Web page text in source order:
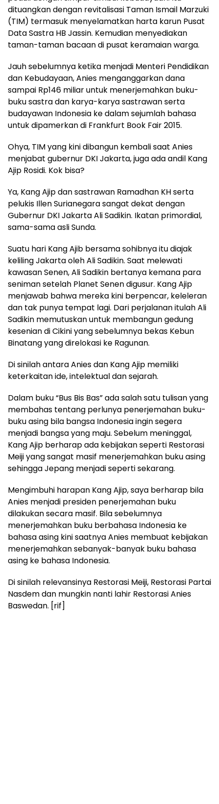
dituangkan dengan revitalisasi Taman Ismail Marzuki
(TIM) termasuk menyelamatkan harta karun Pusat
Data Sastra HB Jassin. Kemudian menyediakan
taman-taman bacaan di pusat keramaian warga.
Jauh sebelumnya ketika menjadi Menteri Pendidikan
dan Kebudayaan, Anies menganggarkan dana
sampai Rp146 miliar untuk menerjemahkan buku-
buku sastra dan karya-karya sastrawan serta
budayawan Indonesia ke dalam sejumlah bahasa
untuk dipamerkan di Frankfurt Book Fair 2015.
Ohya, TIM yang kini dibangun kembali saat Anies
menjabat gubernur DKI Jakarta, juga ada andil Kang
Ajip Rosidi. Kok bisa?
Ya, Kang Ajip dan sastrawan Ramadhan KH serta
pelukis Illen Surianegara sangat dekat dengan
Gubernur DKI Jakarta Ali Sadikin. Ikatan primordial,
sama-sama asli Sunda.
Suatu hari Kang Ajib bersama sohibnya itu diajak
keliling Jakarta oleh Ali Sadikin. Saat melewati
kawasan Senen, Ali Sadikin bertanya kemana para
seniman setelah Planet Senen digusur. Kang Ajip
menjawab bahwa mereka kini berpencar, keleleran
dan tak punya tempat lagi. Dari perjalanan itulah Ali
Sadikin memutuskan untuk membangun gedung
kesenian di Cikini yang sebelumnya bekas Kebun
Binatang yang direlokasi ke Ragunan.
Di sinilah antara Anies dan Kang Ajip memiliki
keterkaitan ide, intelektual dan sejarah.
Dalam buku “Bus Bis Bas” ada salah satu tulisan yang
membahas tentang perlunya penerjemahan buku-
buku asing bila bangsa Indonesia ingin segera
menjadi bangsa yang maju. Sebelum meninggal,
Kang Ajip berharap ada kebijakan seperti Restorasi
Meiji yang sangat masif menerjemahkan buku asing
sehingga Jepang menjadi seperti sekarang.
Mengimbuhi harapan Kang Ajip, saya berharap bila
Anies menjadi presiden penerjemahan buku
dilakukan secara masif. Bila sebelumnya
menerjemahkan buku berbahasa Indonesia ke
bahasa asing kini saatnya Anies membuat kebijakan
menerjemahkan sebanyak-banyak buku bahasa
asing ke bahasa Indonesia.
Di sinilah relevansinya Restorasi Meiji, Restorasi Partai
Nasdem dan mungkin nanti lahir Restorasi Anies
Baswedan. [rif]